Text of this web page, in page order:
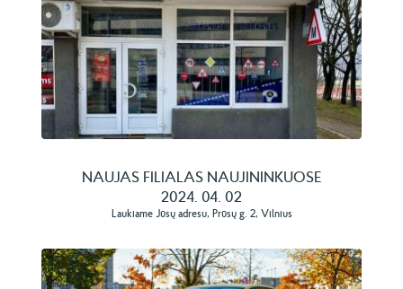
NAUJAS FILIALAS NAUJININKUOSE
2024. 04. 02
Laukiame Jūsų adresu, Prūsų g. 2, Vilnius